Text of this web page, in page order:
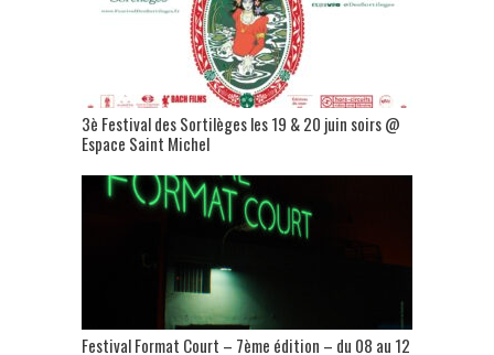
3è Festival des Sortilèges les 19 & 20 juin soirs @
Espace Saint Michel
Festival Format Court – 7ème édition – du 08 au 12